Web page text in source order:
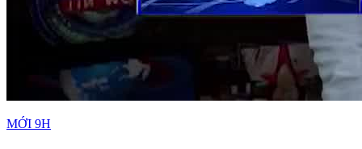
MỚI 9H